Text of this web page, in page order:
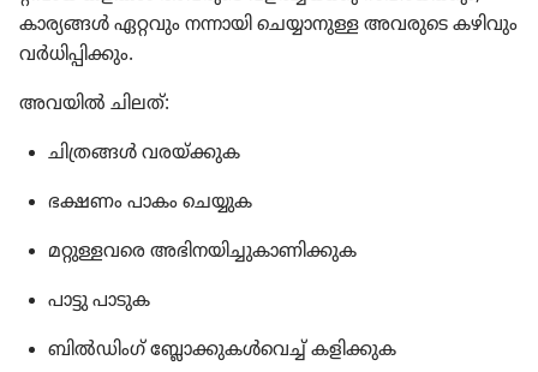
കാര്യങ്ങൾ ഏറ്റവും നന്നായി ചെയ്യാ​നുള്ള അവരുടെ കഴിവും
വർധി​പ്പി​ക്കും.
അവയിൽ ചിലത്‌:
ചിത്രങ്ങൾ വരയ്‌ക്കു​ക
ഭക്ഷണം പാകം ചെയ്യുക
മറ്റുള്ള​വരെ അഭിന​യി​ച്ചു​കാ​ണി​ക്കുക
പാട്ടു പാടുക
ബിൽഡിംഗ്‌ ബ്ലോക്കു​കൾവെച്ച്‌ കളിക്കുക